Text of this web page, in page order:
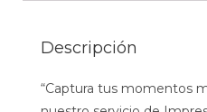
Descripción
“Captura tus momentos